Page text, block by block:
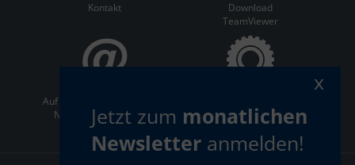
Kontakt
Download
TeamViewer
Auf dem Laufenden bleiben:
Newsletter abonnieren
Jetzt zum monatlichen
Newsletter anmelden!
x